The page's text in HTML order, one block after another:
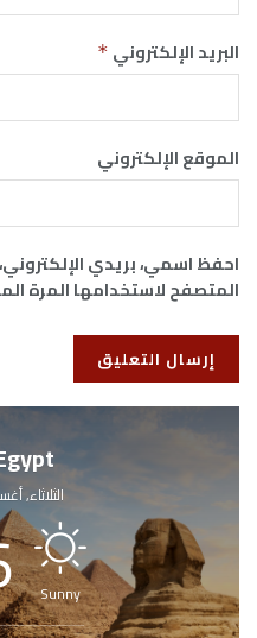
البريد الإلكتروني *
الموقع الإلكتروني
احفظ اسمي، بريدي
المتصفح لاستخدامها المرة
الثلاثاء,
Sunny